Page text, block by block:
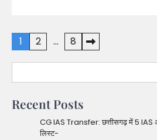
Posts
pagination
1 2 … 8
Recent Posts
CG IAS Transfer: छत्तीसगढ़ में 5 IAS
लिस्ट-